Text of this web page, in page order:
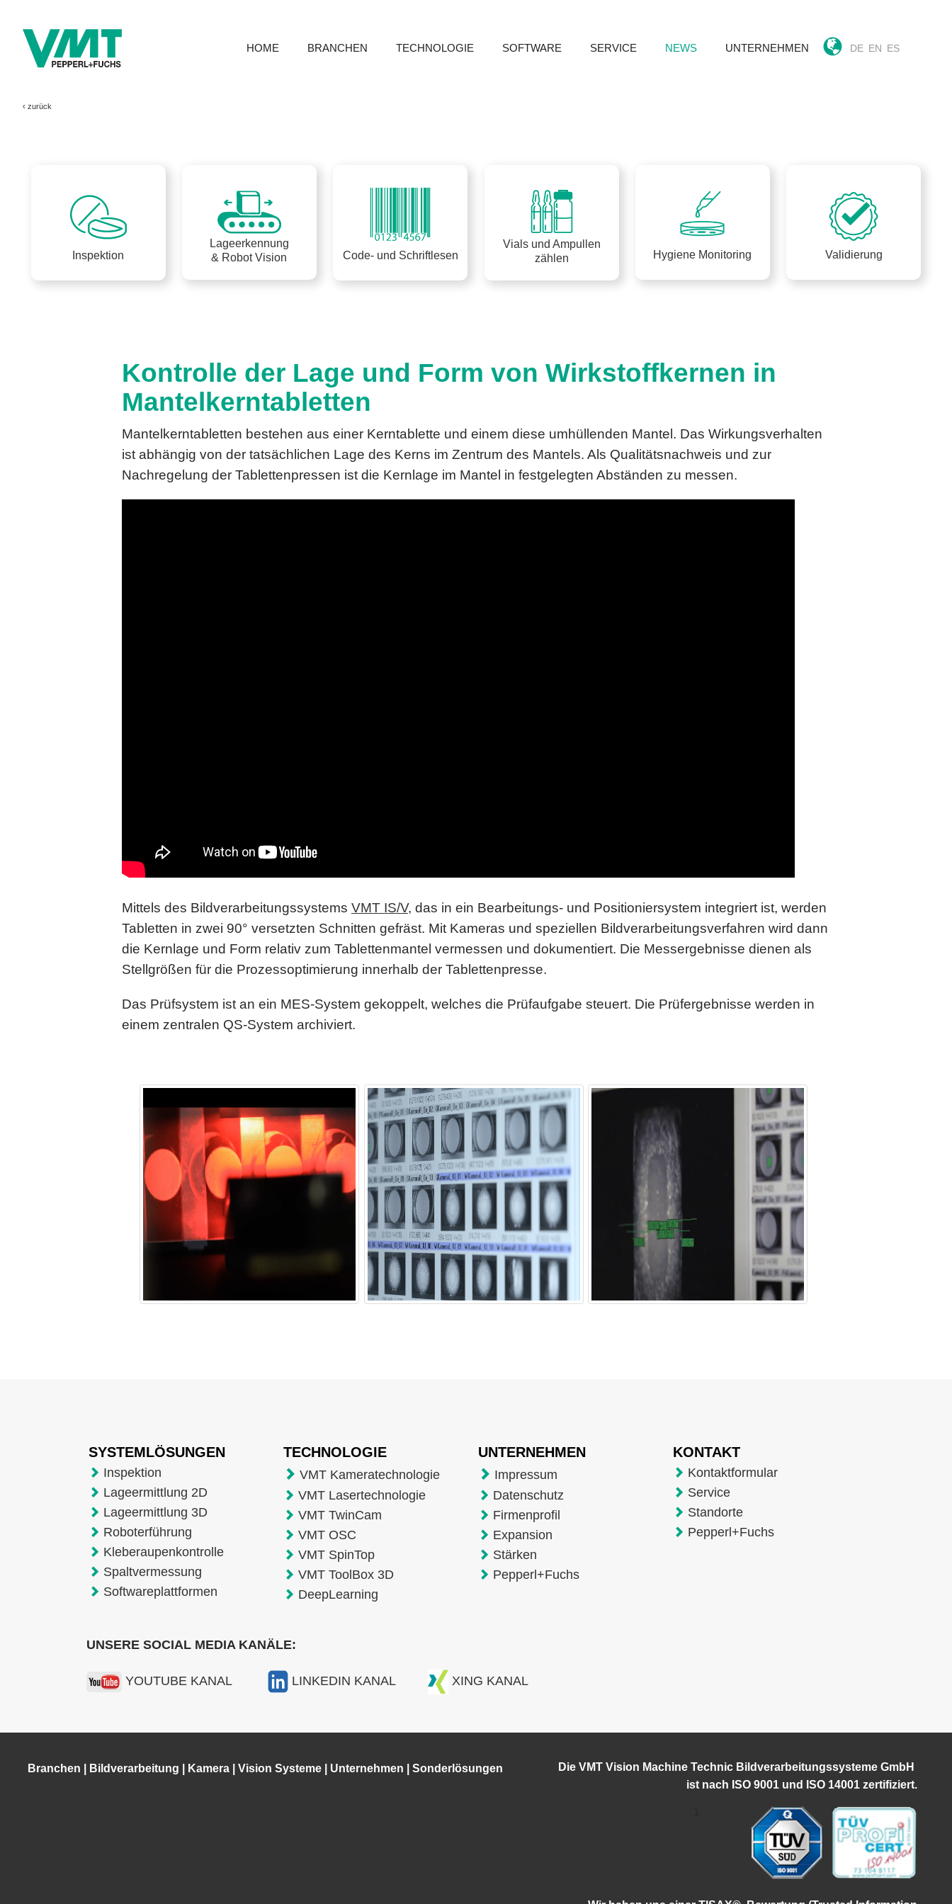
HOME BRANCHEN TECHNOLOGIE SOFTWARE SERVICE NEWS UNTERNEHMEN DE EN ES
‹ zurück
Inspektion
Lageerkennung
& Robot Vision
Code- und Schriftlesen
Vials und Ampullen
zählen
Hygiene Monitoring Validierung
Kontrolle der Lage und Form von Wirkstoffkernen in
Mantelkerntabletten
Mantelkerntabletten bestehen aus einer Kerntablette und einem diese umhüllenden Mantel. Das Wirkungsverhalten
ist abhängig von der tatsächlichen Lage des Kerns im Zentrum des Mantels. Als Qualitätsnachweis und zur
Nachregelung der Tablettenpressen ist die Kernlage im Mantel in festgelegten Abständen zu messen.
Mittels des Bildverarbeitungssystems VMT IS/V, das in ein Bearbeitungs- und Positioniersystem integriert ist, werden
Tabletten in zwei 90° versetzten Schnitten gefräst. Mit Kameras und speziellen Bildverarbeitungsverfahren wird dann
die Kernlage und Form relativ zum Tablettenmantel vermessen und dokumentiert. Die Messergebnisse dienen als
Stellgrößen für die Prozessoptimierung innerhalb der Tablettenpresse.
Das Prüfsystem ist an ein MES-System gekoppelt, welches die Prüfaufgabe steuert. Die Prüfergebnisse werden in
einem zentralen QS-System archiviert.
SYSTEMLÖSUNGEN
Inspektion
Lageermittlung 2D
Lageermittlung 3D
Roboterführung
Kleberaupenkontrolle
Spaltvermessung
Softwareplattformen
TECHNOLOGIE
VMT Kameratechnologie
VMT Lasertechnologie
VMT TwinCam
VMT OSC
VMT SpinTop
VMT ToolBox 3D
DeepLearning
UNTERNEHMEN
Impressum
Datenschutz
Firmenprofil
Expansion
Stärken
Pepperl+Fuchs
KONTAKT
Kontaktformular
Service
Standorte
Pepperl+Fuchs
UNSERE SOCIAL MEDIA KANÄLE:
YOUTUBE KANAL LINKEDIN KANAL XING KANAL
Branchen Bildverarbeitung Kamera| Vision Systeme| Unternehmen Sonderlösungen
Die VMT Vision Machine Technic Bildverarbeitungssysteme GmbH
ist nach ISO 9001 und ISO 14001 zertifiziert.